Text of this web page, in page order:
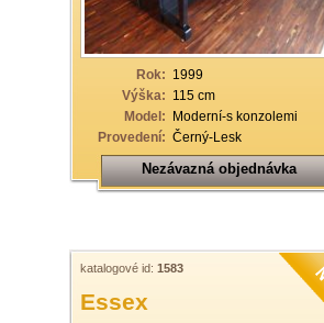
Rok: 1999
Výška: 115 cm
Model: Moderní-s konzolemi
Provedení: Černý-Lesk
Nezávazná objednávka
katalogové id: 1583
Essex